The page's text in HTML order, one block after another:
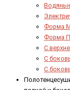
Форма
Форма П
C
C
C